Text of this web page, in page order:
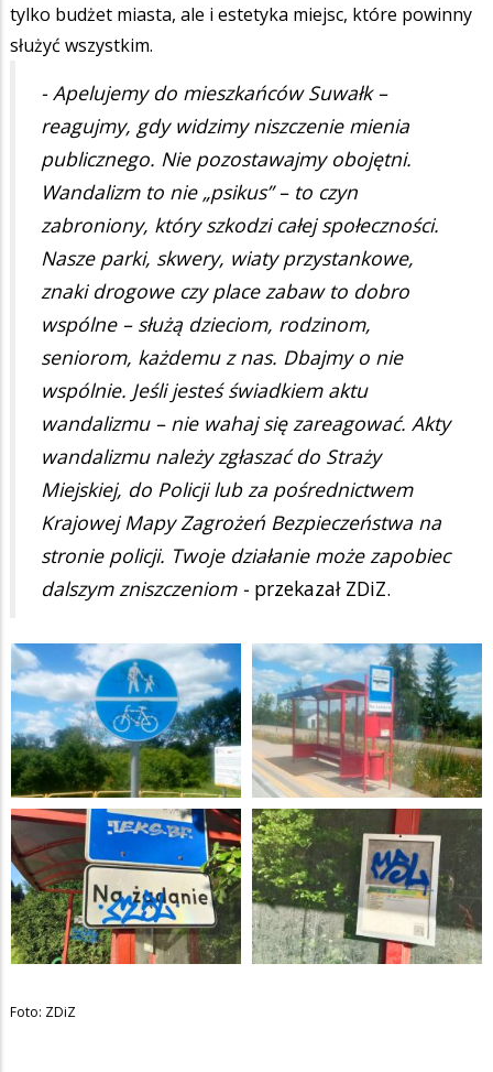
tylko budżet miasta, ale i estetyka miejsc, które powinny
służyć wszystkim.
- Apelujemy do mieszkańców Suwałk –
reagujmy, gdy widzimy niszczenie mienia
publicznego. Nie pozostawajmy obojętni.
Wandalizm to nie „psikus” – to czyn
zabroniony, który szkodzi całej społeczności.
Nasze parki, skwery, wiaty przystankowe,
znaki drogowe czy place zabaw to dobro
wspólne – służą dzieciom, rodzinom,
seniorom, każdemu z nas. Dbajmy o nie
wspólnie. Jeśli jesteś świadkiem aktu
wandalizmu – nie wahaj się zareagować. Akty
wandalizmu należy zgłaszać do Straży
Miejskiej, do Policji lub za pośrednictwem
Krajowej Mapy Zagrożeń Bezpieczeństwa na
stronie policji. Twoje działanie może zapobiec
dalszym zniszczeniom - przekazał ZDiZ.
Foto: ZDiZ